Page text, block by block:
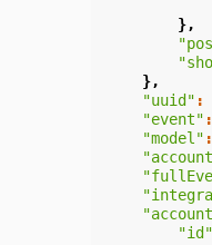
},
},
"uuid" :
"event" :
"model" :
"id"